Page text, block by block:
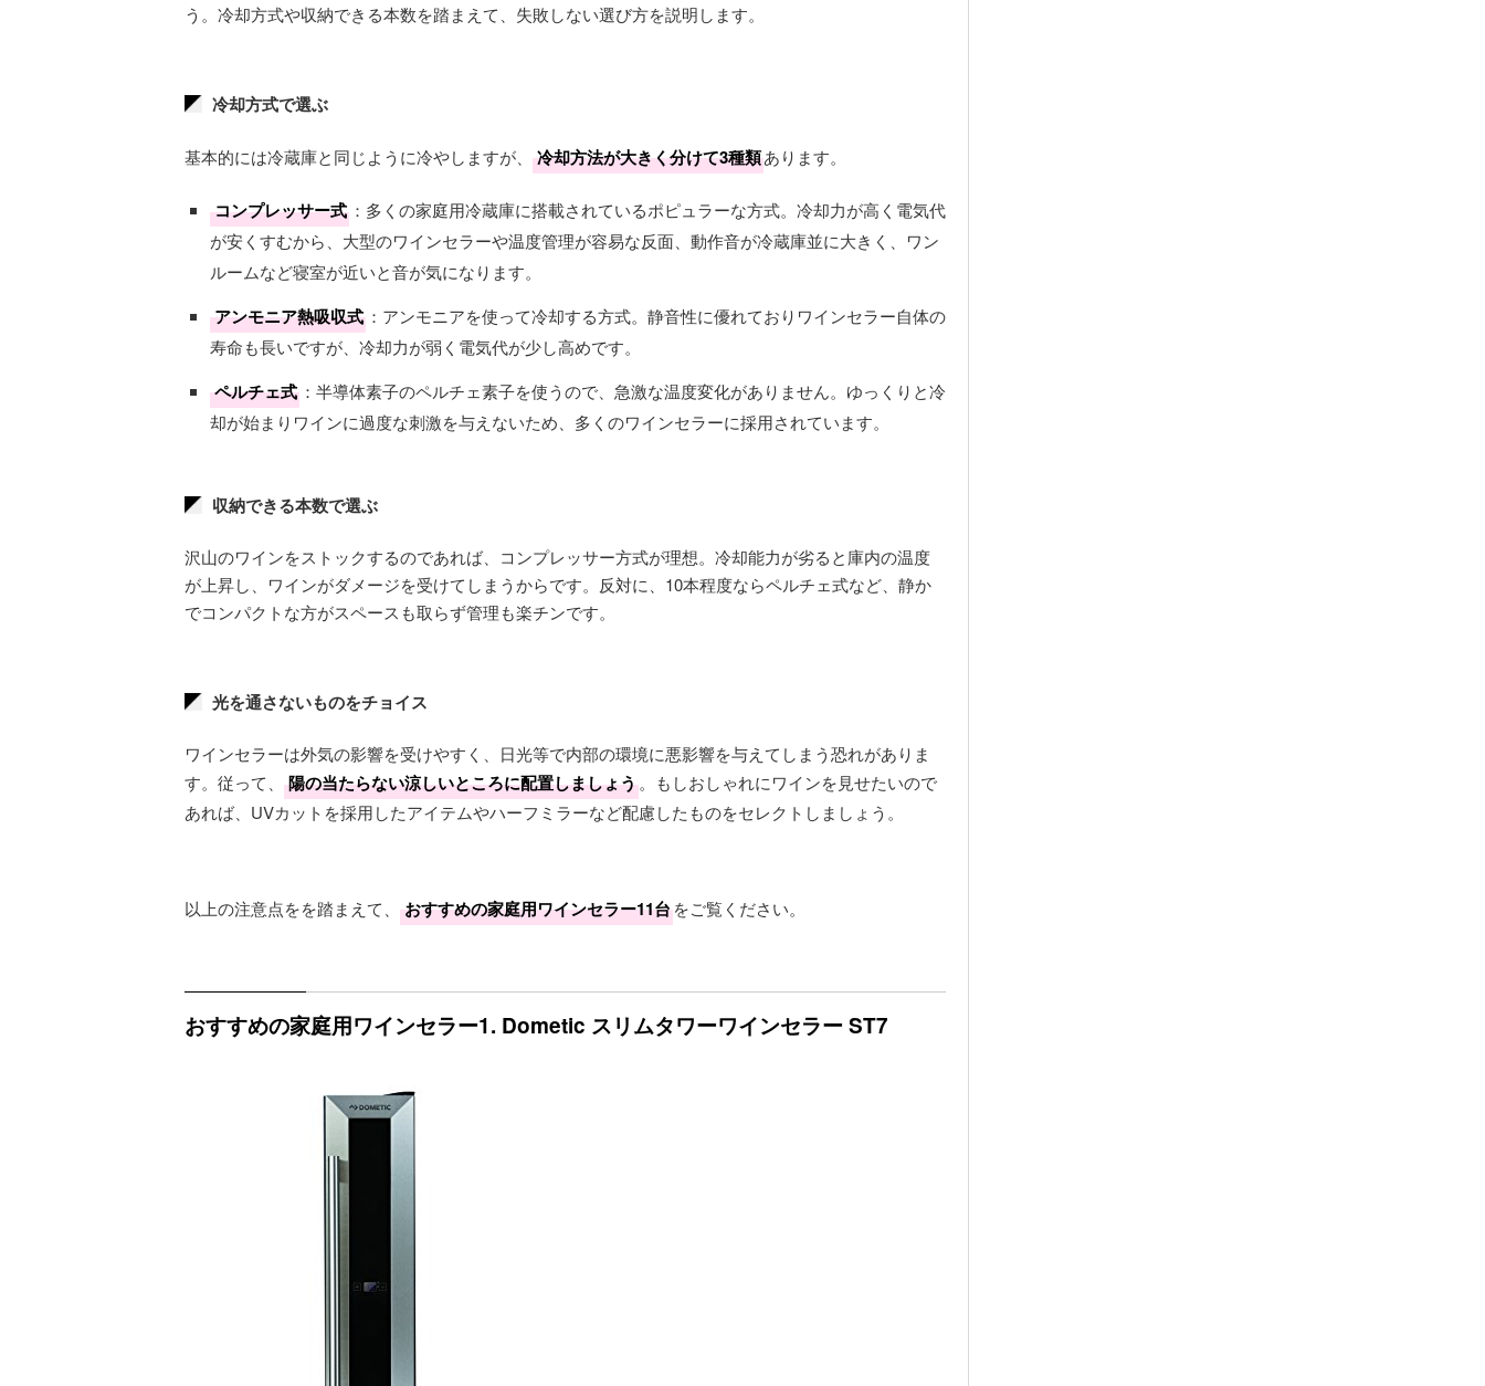
う。冷却方式や収納できる本数を踏まえて、失敗しない選び方を説明します。
冷却方式で選ぶ
基本的には冷蔵庫と同じように冷やしますが、 冷却方法が大きく分けて3種類あります。
コンプレッサー式 ：多くの家庭用冷蔵庫に搭載されているポピュラーな方式。冷却力が高く電気代
が安くすむから、大型のワインセラーや温度管理が容易な反面、動作音が冷蔵庫並に大きく、ワン
ルームなど寝室が近いと音が気になります。
アンモニア熱吸収式 ：アンモニアを使って冷却する方式。静音性に優れておりワインセラー自体の
寿命も長いですが、冷却力が弱く電気代が少し高めです。
ペルチェ式 ：半導体素子のペルチェ素子を使うので、急激な温度変化がありません。ゆっくりと冷
却が始まりワインに過度な刺激を与えないため、多くのワインセラーに採用されています。
収納できる本数で選ぶ
沢山のワインをストックするのであれば、コンプレッサー方式が理想。冷却能力が劣ると庫内の温度
が上昇し、ワインがダメージを受けてしまうからです。反対に、10本程度ならペルチェ式など、静か
でコンパクトな方がスペースも取らず管理も楽チンです。
光を通さないものをチョイス
ワインセラーは外気の影響を受けやすく、日光等で内部の環境に悪影響を与えてしまう恐れがありま
す。従って、
陽の当たらない涼しいところに配置しましょう。もしおしゃれにワインを見せたいので
あれば、UVカットを採用したアイテムやハーフミラーなど配慮したものをセレクトしましょう。
以上の注意点をを踏まえて、 おすすめの家庭用ワインセラー11台をご覧ください。
おすすめの家庭用ワインセラー1. Dometic スリムタワーワインセラー ST7